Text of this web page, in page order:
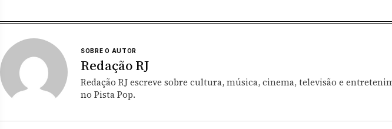
SOBRE O AUTOR
Redação RJ
Redação RJ escreve sobre cultura, música, cinema, televisão e
no Pista Pop.